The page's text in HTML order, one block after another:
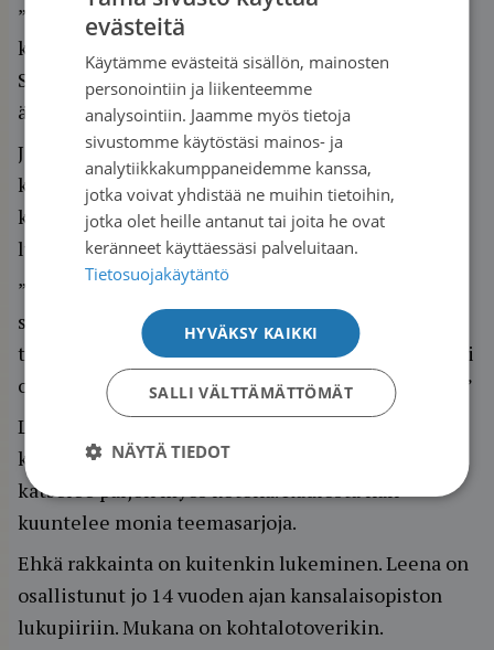
”Kuron sukkia”, Leena Pesola toteaa
kauhavalaisittain, synnyinmurteellaan.
Suunnitelmissa on myös paluu mattopuiden
ääreen.
Joogaa hän on harrastanut 12 vuotta, ja
kesäkaudella hän soutaa Perhonjoella. Metsä- ja
kalliopoluille kulku vie säällä kuin säällä, koska
luonto parantaa pahan mielenkin.
”Tähän maisemaan olen kotiutunut. Kaikesta
selviää. On tärkeää lähteä ihmisten ilmoille, sillä
toisista saa virtaa. Sitä huomaa, että oma tilanne ei
olekaan niin kauhea. Jokaisella on menetyksensä.”
Leena käy myös usein erilaisissa tapahtumissa,
kuten konserteissa ja elokuvissa, joita hän
katselee paljon myös kotona. Radiosta hän
kuuntelee monia teemasarjoja.
Ehkä rakkainta on kuitenkin lukeminen. Leena on
osallistunut jo 14 vuoden ajan kansalaisopiston
lukupiiriin. Mukana on kohtalotoverikin.
SWEDISH
evästeitä
Käytämme evästeitä sisällön, mainosten
personointiin ja liikenteemme
analysointiin. Jaamme myös tietoja
sivustomme käytöstäsi mainos- ja
analytiikkakumppaneidemme kanssa,
jotka voivat yhdistää ne muihin tietoihin,
jotka olet heille antanut tai joita he ovat
keränneet käyttäessäsi palveluitaan.
Tietosuojakäytäntö
HYVÄKSY KAIKKI
SALLI VÄLTTÄMÄTTÖMÄT
NÄYTÄ TIEDOT